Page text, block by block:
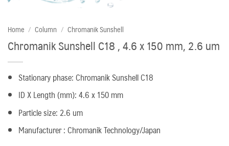
Home / Column / Chromanik Sunshell
Chromanik Sunshell C18 , 4.6 x 150 mm, 2.6 um
Stationary phase: Chromanik Sunshell C18
ID X Length (mm): 4.6 x 150 mm
Particle size: 2.6 um
Manufacturer : Chromanik Technology/Japan